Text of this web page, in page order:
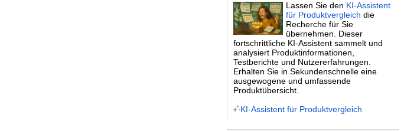
Lassen Sie den KI-Assistent
für Produktvergleich die
Recherche für Sie
übernehmen. Dieser
fortschrittliche KI-Assistent sammelt und
analysiert Produktinformationen,
Testberichte und Nutzererfahrungen.
Erhalten Sie in Sekundenschnelle eine
ausgewogene und umfassende
Produktübersicht.
KI-Assistent für Produktvergleich